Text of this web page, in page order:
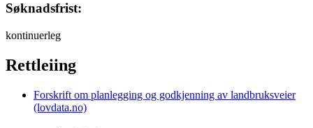
Søknadsfrist:
kontinuerleg
Rettleiing
Forskrift om planlegging og godkjenning av landbruksveier
(lovdata.no)